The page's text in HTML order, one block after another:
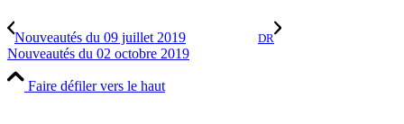
Nouveautés du 09 juillet 2019 DR
Nouveautés du 02 octobre 2019
Faire défiler vers le haut